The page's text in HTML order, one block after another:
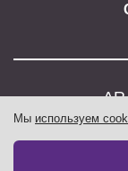
Мы используем